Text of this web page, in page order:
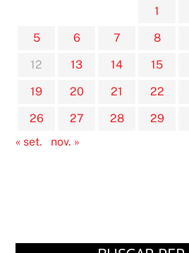
1
5
6 7 8
12
13 14 15
19
20 21 22
26
27 28 29
« set.
nov. »